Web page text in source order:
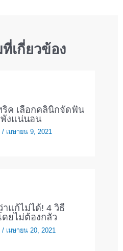
เกี่ยวข้อง
ค เลือกคลินิกจัดฟัน
งแน่นอน
/ เมษายน 9, 2021
แก้ไม่ได้! 4 วิธี
ยไม่ต้องกลัว
/ เมษายน 20, 2021